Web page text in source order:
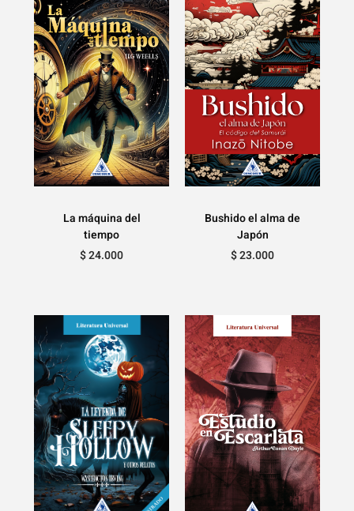
La máquina del
tiempo
$24.000
Bushido el alma de
Japón
$23.000